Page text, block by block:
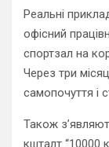
Реальні
офісний
спортзал на
Через три
самопочуття і
Також
кшталт “10000